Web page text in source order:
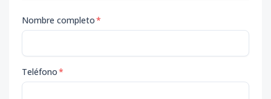
Nombre completo*
Teléfono*